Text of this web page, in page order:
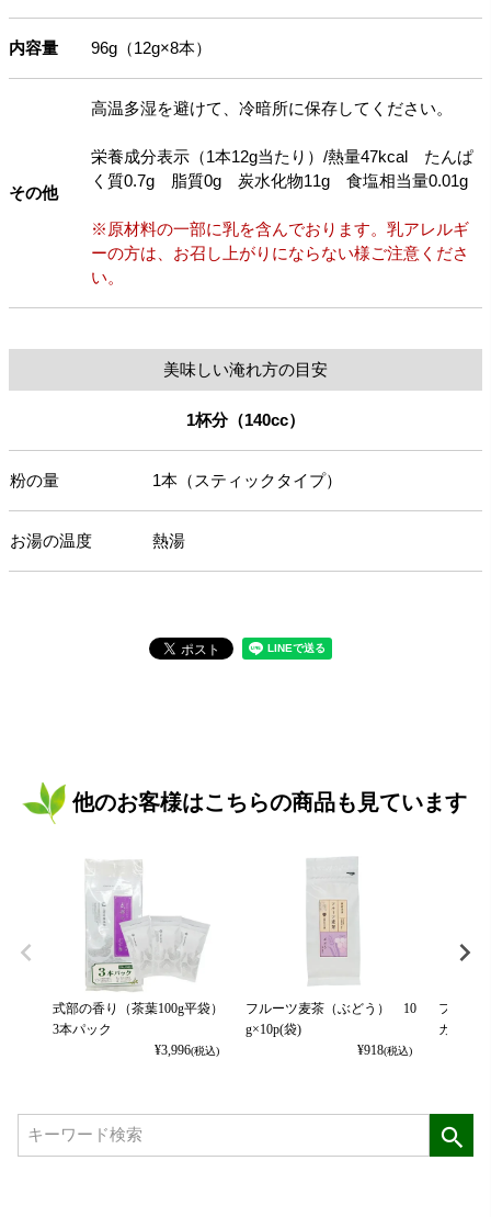
内容量 96g（12g×8本）
その他
高温多湿を避けて、冷暗所に保存してください。
栄養成分表示（1本12g当たり）/熱量47kcal たんぱ
く質0.7g 脂質0g 炭水化物11g 食塩相当量0.01g
※原材料の一部に乳を含んでおります。乳アレルギ
ーの方は、お召し上がりにならない様ご注意くださ
い。
美味しい淹れ方の目安
1杯分（140cc）
粉の量 1本（スティックタイプ）
お湯の温度 熱湯
他のお客様はこちらの商品も見ています
式部の香り（茶葉100g平袋）
3本パック
¥3,996(税込)
フルーツ麦茶（ぶどう） 10
g×10p(袋)
¥918(税込)
フルー
カット